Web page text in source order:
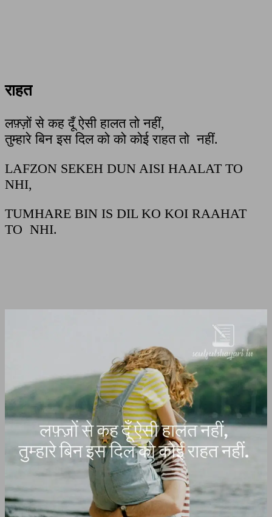
राहत
लफ़्ज़ों से कह दूँ ऐसी हालत तो नहीं,
तुम्हारे बिन इस दिल को को कोई राहत तो नहीं.
LAFZON SEKEH DUN AISI HAALAT TO
NHI,
TUMHARE BIN IS DIL KO KOI RAAHAT
TO NHI.